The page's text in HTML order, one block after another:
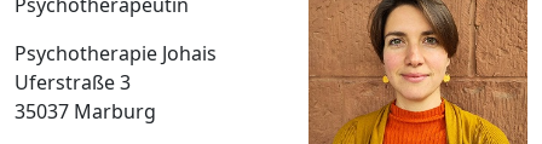
Psychotherapie Johais
Uferstraße 3
35037 Marburg